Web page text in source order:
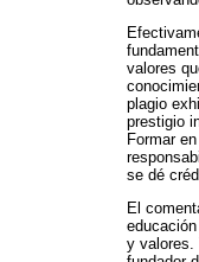
valores
plagio
prestigio
Formar
se dé
El
y valores.